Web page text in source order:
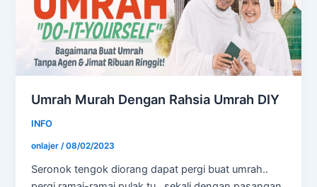
Umrah Murah Dengan Rahsia Umrah DIY
INFO
onlajer/08/02/2023
Seronok tengok diorang dapat pergi buat umrah..